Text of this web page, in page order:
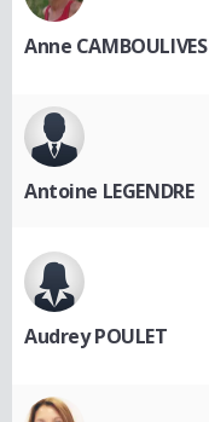
Anne CAMBOULIVES
Antoine LEGENDRE
Audrey POULET